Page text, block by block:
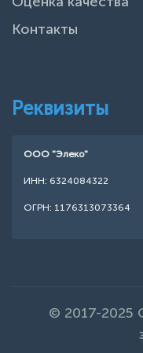
Контакты
Реквизиты
ООО "Элеко"
ИНН: 6324084322
ОГРН: 1176313073364
© 2017-2025